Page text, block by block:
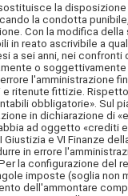
la
la condotta
Con la modifica
in reato ascrivibile a
a sei anni, nei
o
l'amministrazione
ritenute fittizie.
obbligatorie». Sul
in dichiarazione di
ad oggetto
e VI Finanze
in errore
la configurazione del
imposte (soglia
dell'ammontare